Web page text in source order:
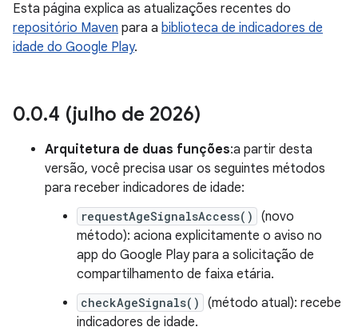
Esta página explica as atualizações recentes do
repositório Maven para a biblioteca de indicadores de
idade do Google Play.
0.0.4 (julho de 2026)
Arquitetura de duas funções:a partir desta
versão, você precisa usar os seguintes métodos
para receber indicadores de idade:
requestAgeSignalsAccess()
(novo
método): aciona explicitamente o aviso no
app do Google Play para a solicitação de
compartilhamento de faixa etária.
checkAgeSignals()
(método atual): recebe
indicadores de idade.